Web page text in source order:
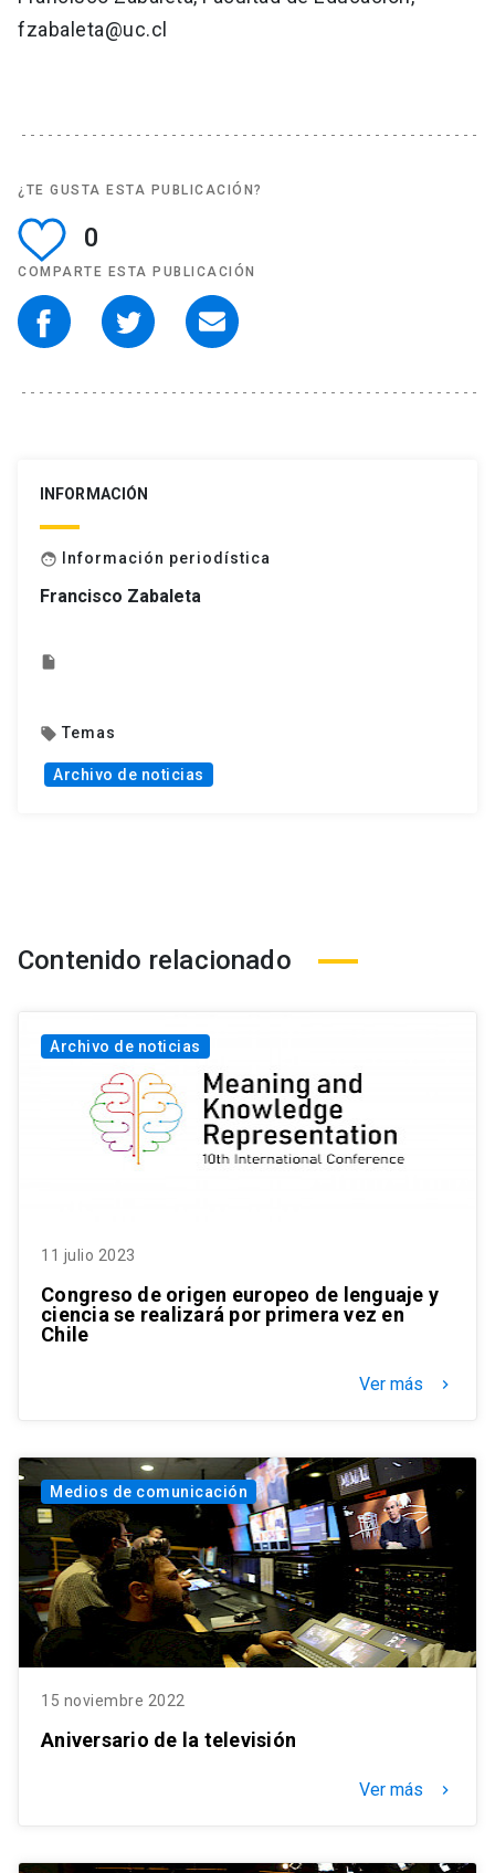
fzabaleta@uc.cl
¿TE GUSTA ESTA PUBLICACIÓN?
0
COMPARTE ESTA PUBLICACIÓN
INFORMACIÓN
face Información periodística
Francisco Zabaleta
insert_drive_file
local_offer Temas
Archivo de noticias
Contenido relacionado
Archivo de noticias
11 julio 2023
Congreso de origen europeo de lenguaje y
ciencia se realizará por primera vez en
Chile
Ver más keyboard_arrow_right
Medios de comunicación
15 noviembre 2022
Aniversario de la televisión
Ver más keyboard_arrow_right